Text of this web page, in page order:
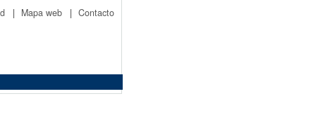
| Mapa web | Contacto